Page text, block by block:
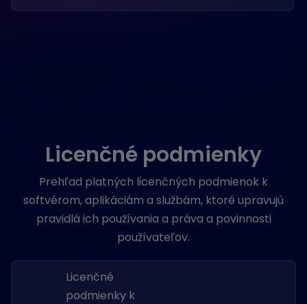
Licenčné podmienky
Prehľad platných licenčných podmienok k
softvérom, aplikáciám a službám, ktoré upravujú
pravidlá ich používania a práva a povinnosti
používateľov.
Licenčné
podmienky k